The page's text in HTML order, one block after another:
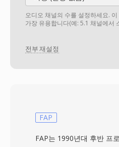
오디오 채널의 수를 설정하세요.
가장 유용합니다(예: 5.1 채널에서
전부 재설정
FAP
FAP는 1990년대 후반 프